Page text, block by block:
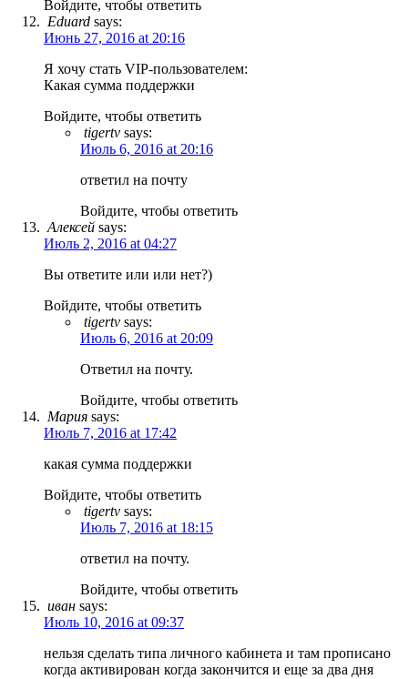
Войдите, чтобы ответить
Eduard says:
Июнь 27, 2016 at 20:16
Я хочу стать VIP-пользователем:
Какая сумма поддержки
Войдите, чтобы ответить
tigertv says:
Июль 6, 2016 at 20:16
ответил на почту
Войдите, чтобы ответить
Алексей says:
Июль 2, 2016 at 04:27
Вы ответите или или нет?)
Войдите, чтобы ответить
tigertv says:
Июль 6, 2016 at 20:09
Ответил на почту.
Войдите, чтобы ответить
Мария says:
Июль 7, 2016 at 17:42
какая сумма поддержки
Войдите, чтобы ответить
tigertv says:
Июль 7, 2016 at 18:15
ответил на почту.
Войдите, чтобы ответить
иван says:
Июль 10, 2016 at 09:37
нельзя сделать типа личного кабинета и там прописано
когда активирован когда закончится и еще за два дня